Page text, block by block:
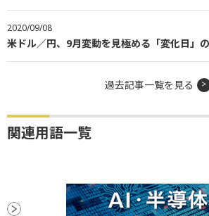
2020/09/08
米ドル／円、9月変動を見極める「変化日」
過去記事一覧を見る
関連用語一覧